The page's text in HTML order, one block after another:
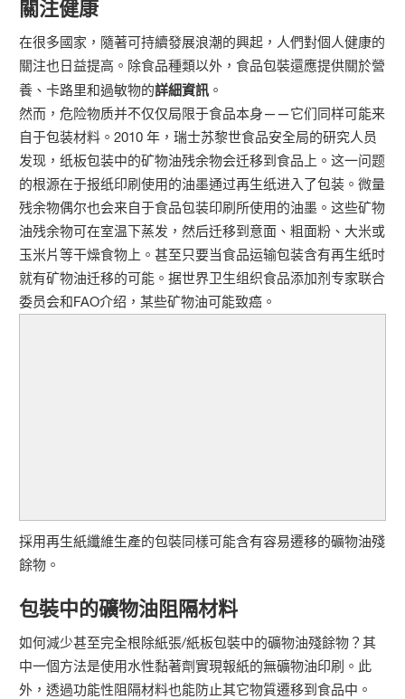
關注健康
在很多國家，隨著可持續發展浪潮的興起，人們對個人健康的
關注也日益提高。除食品種類以外，食品包裝還應提供關於營
養、卡路里和過敏物的詳細資訊 。
然而，危险物质并不仅仅局限于食品本身——它们同样可能来
自于包装材料。2010 年，瑞士苏黎世食品安全局的研究人员
发现，纸板包装中的矿物油残余物会迁移到食品上。这一问题
的根源在于报纸印刷使用的油墨通过再生纸进入了包装。微量
残余物偶尔也会来自于食品包装印刷所使用的油墨。这些矿物
油残余物可在室温下蒸发，然后迁移到意面、粗面粉、大米或
玉米片等干燥食物上。甚至只要当食品运输包装含有再生纸时
就有矿物油迁移的可能。据世界卫生组织食品添加剂专家联合
委员会和FAO介绍，某些矿物油可能致癌。
採用再生紙纖維生產的包裝同樣可能含有容易遷移的礦物油殘
餘物。
包裝中的礦物油阻隔材料
如何減少甚至完全根除紙張/紙板包裝中的礦物油殘餘物？其
中一個方法是使用水性黏著劑實現報紙的無礦物油印刷。此
外，透過功能性阻隔材料也能防止其它物質遷移到食品中。